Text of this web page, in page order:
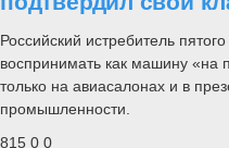
Российский истребитель
воспринимать как машину «на
только на авиасалонах и в
промышленности.
815 0 0